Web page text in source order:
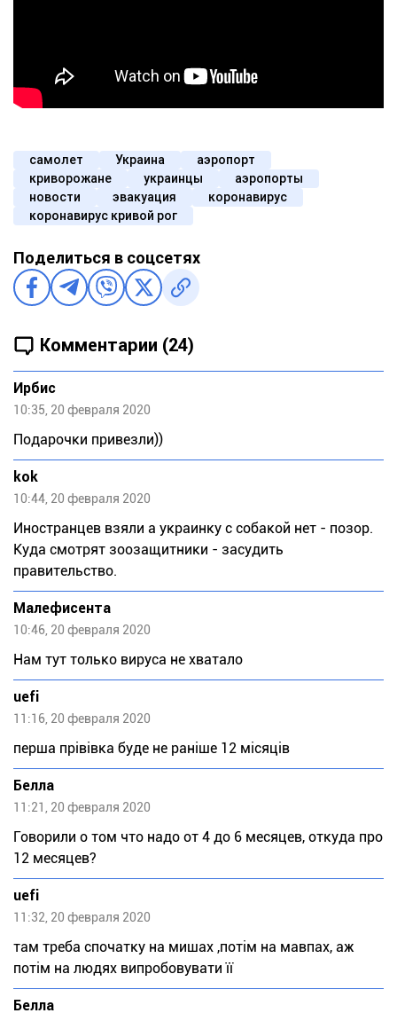
самолет Украина
аэропорт
криворожане
украинцы
аэропорты
новости
эвакуация
коронавирус
коронавирус кривой рог
Поделиться в соцсетях
Комментарии (24)
Ирбис
10:35, 20 февраля 2020
Подарочки привезли))
kok
10:44, 20 февраля 2020
Иностранцев взяли а украинку с собакой нет - позор.
Куда смотрят зоозащитники - засудить
правительство.
Малефисента
10:46, 20 февраля 2020
Нам тут только вируса не хватало
uefi
11:16, 20 февраля 2020
перша прівівка буде не раніше 12 місяців
Белла
11:21, 20 февраля 2020
Говорили о том что надо от 4 до 6 месяцев, откуда про
12 месяцев?
uefi
11:32, 20 февраля 2020
там треба спочатку на мишах ,потім на мавпах, аж
потім на людях випробовувати її
Белла